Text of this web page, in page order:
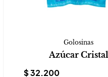
Golosinas
Azúcar Cristal
$32.200